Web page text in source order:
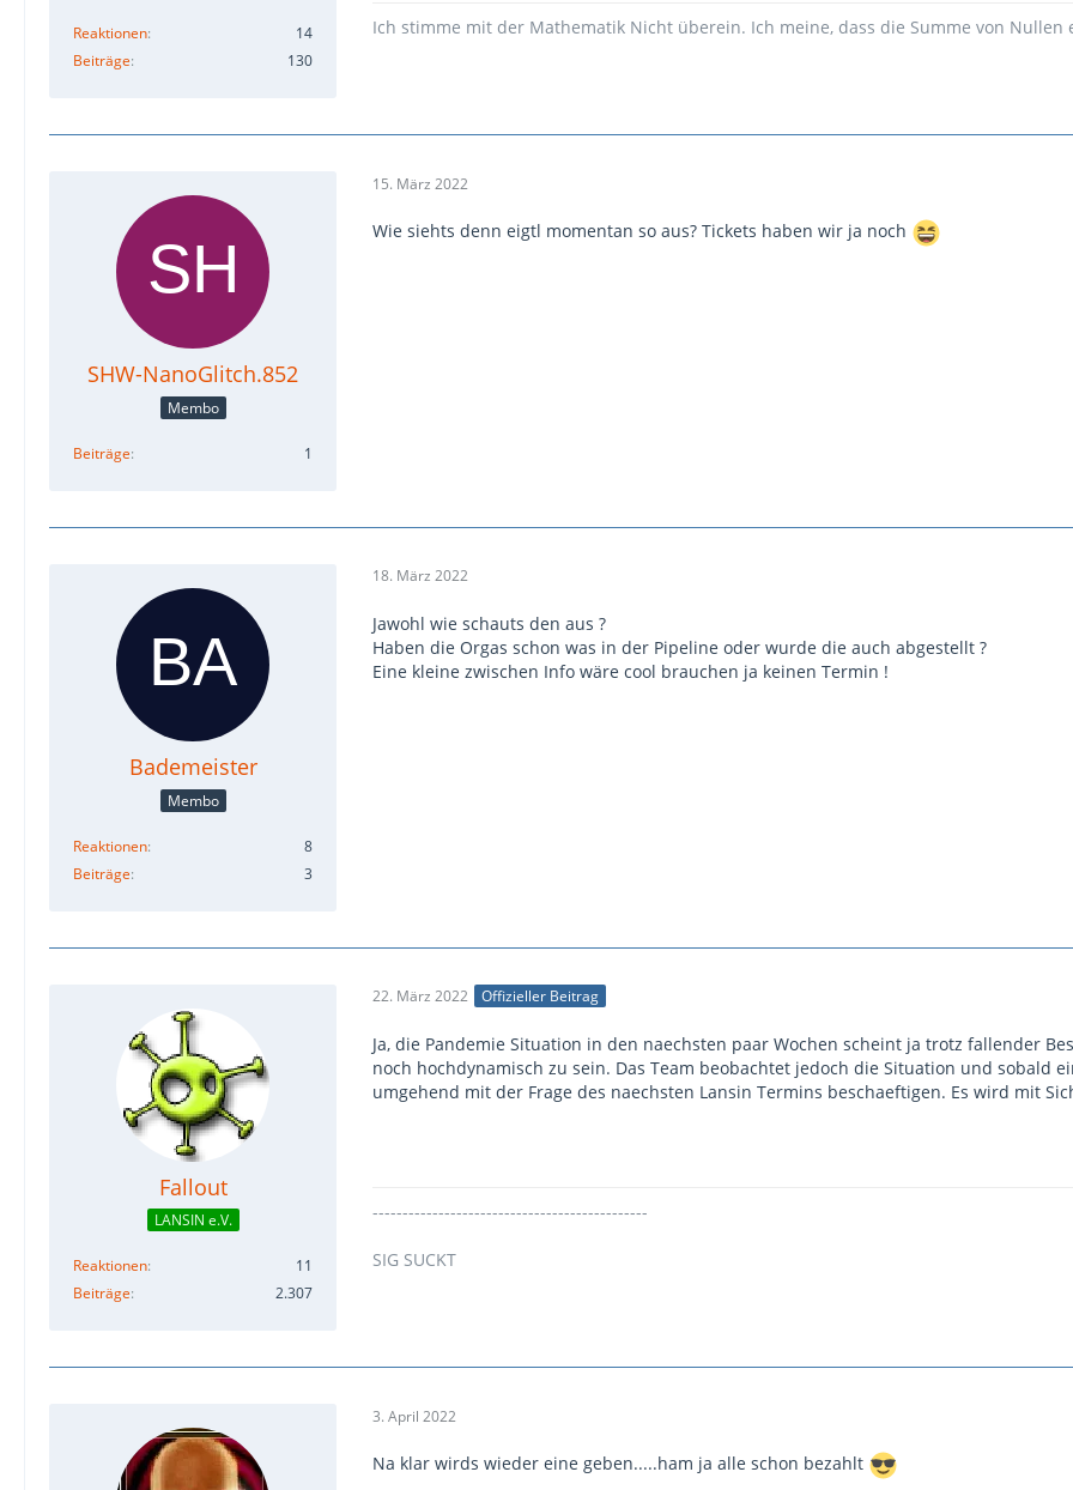
Reaktionen
14
Beiträge
130
Ich stimme mit der Mathematik Nicht überein. Ich meine, dass die Summe von Nullen
SHW-NanoGlitch.852
Membo
Beiträge 1
15. März 2022
Wie siehts denn eigtl momentan so aus? Tickets haben wir ja noch
Bademeister
Membo
Reaktionen
8
Beiträge
3
18. März 2022
Jawohl wie schauts den aus ?
Haben die Orgas schon was in der Pipeline oder wurde die auch abgestellt ?
Eine kleine zwischen Info wäre cool brauchen ja keinen Termin !
Fallout
LANSIN e.V.
Reaktionen
11
Beiträge
2.307
22. März 2022 Offizieller Beitrag
Ja, die Pandemie Situation in den naechsten paar Wochen scheint ja trotz fallender
noch hochdynamisch zu sein. Das Team beobachtet jedoch die Situation und sobald
umgehend mit der Frage des naechsten Lansin Termins beschaeftigen. Es wird mit
----------------------------------------------
SIG SUCKT
3. April 2022
Na klar wirds wieder eine geben.....ham ja alle schon bezahlt